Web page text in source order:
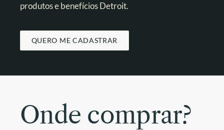
produtos e benefícios Detroit.
QUERO ME CADASTRAR
Onde comprar?